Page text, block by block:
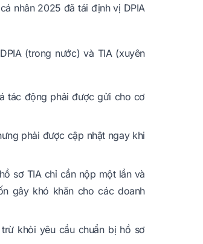
nhân 2025 đã tái định vị DPIA
(trong nước) và TIA (xuyên
tác động phải được gửi cho cơ
phải được cập nhật ngay khi
sơ TIA chỉ cần nộp một lần và
gây khó khăn cho các doanh
khỏi yêu cầu chuẩn bị hồ sơ